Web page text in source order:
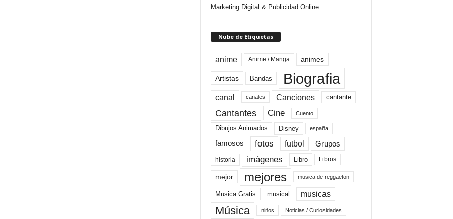
Marketing Digital & Publicidad Online
Nube de Etiquetas
anime Anime / Manga animes
Artistas Bandas Biografia
canal canales Canciones cantante
Cantantes Cine Cuento
Dibujos Animados Disney españa
famosos fotos futbol Grupos
historia imágenes Libro Libros
mejor mejores musica de reggaeton
Musica Gratis musical musicas
Música niños Noticias / Curiosidades